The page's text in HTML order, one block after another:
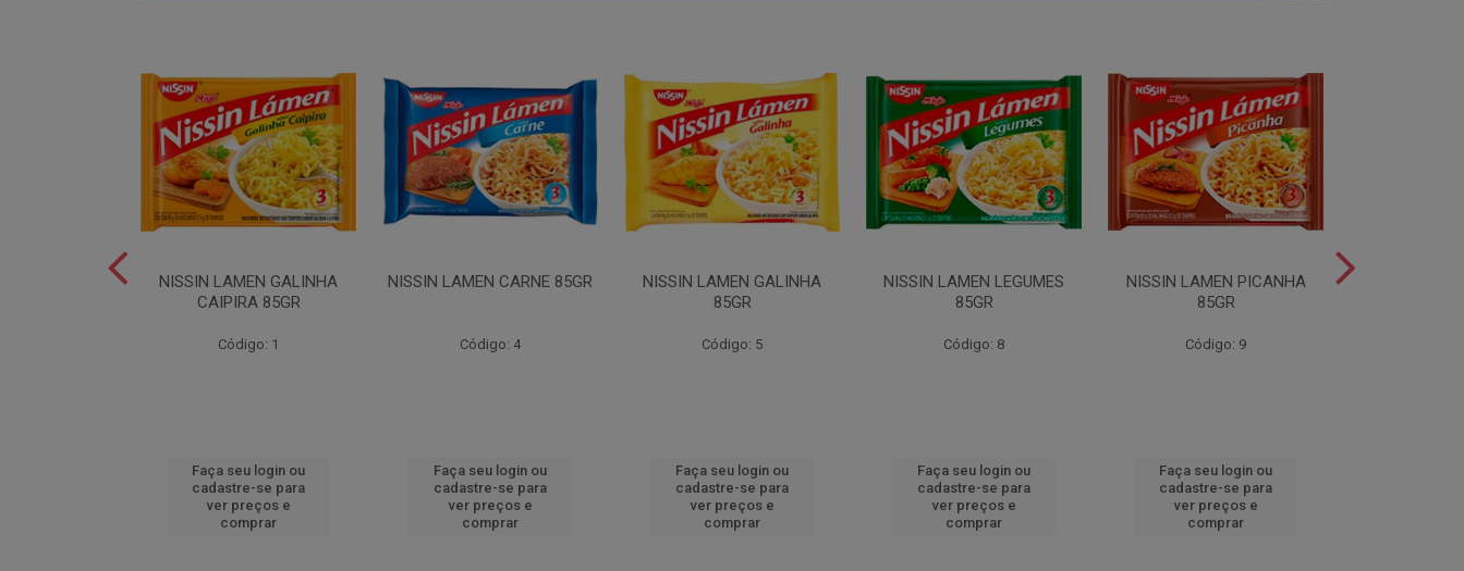
NISSIN LAMEN GALINHA
CAIPIRA 85GR
Código: 1
Faça seu login ou
cadastre-se para
ver preços e
comprar
NISSIN LAMEN CARNE 85GR
Código: 4
Faça seu login ou
cadastre-se para
ver preços e
comprar
NISSIN LAMEN GALINHA
85GR
Código: 5
Faça seu login ou
cadastre-se para
ver preços e
comprar
NISSIN LAMEN LEGUMES
85GR
Código: 8
Faça seu login ou
cadastre-se para
ver preços e
comprar
NISSIN LAMEN PICANHA
85GR
Código: 9
Faça seu login ou
cadastre-se para
ver preços e
comprar